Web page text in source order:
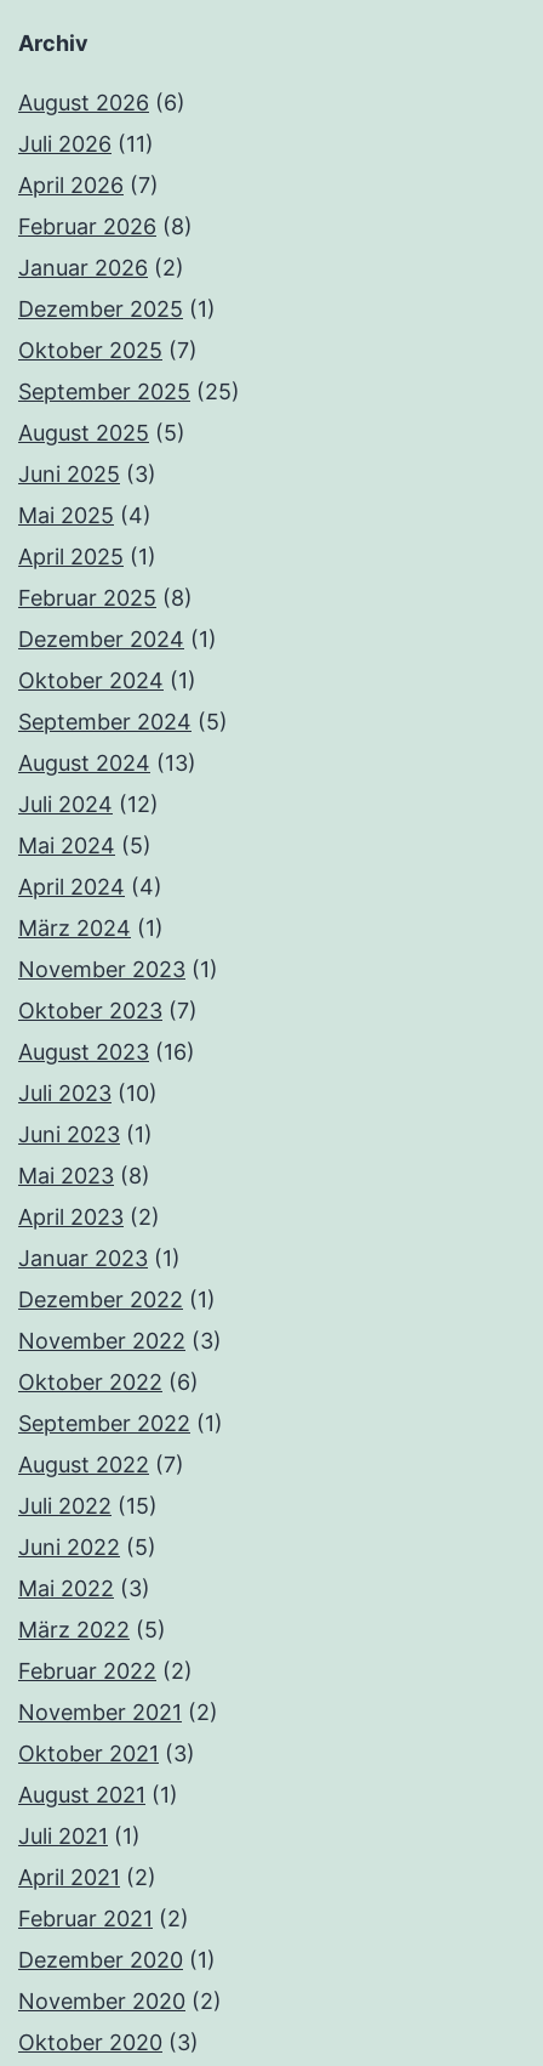
Archiv
August 2026 (6)
Juli 2026 (11)
April 2026 (7)
Februar 2026 (8)
Januar 2026 (2)
Dezember 2025 (1)
Oktober 2025 (7)
September 2025 (25)
August 2025 (5)
Juni 2025 (3)
Mai 2025 (4)
April 2025 (1)
Februar 2025 (8)
Dezember 2024 (1)
Oktober 2024 (1)
September 2024 (5)
August 2024 (13)
Juli 2024 (12)
Mai 2024 (5)
April 2024 (4)
März 2024 (1)
November 2023 (1)
Oktober 2023 (7)
August 2023 (16)
Juli 2023 (10)
Juni 2023 (1)
Mai 2023 (8)
April 2023 (2)
Januar 2023 (1)
Dezember 2022 (1)
November 2022 (3)
Oktober 2022 (6)
September 2022 (1)
August 2022 (7)
Juli 2022 (15)
Juni 2022 (5)
Mai 2022 (3)
März 2022 (5)
Februar 2022 (2)
November 2021 (2)
Oktober 2021 (3)
August 2021 (1)
Juli 2021 (1)
April 2021 (2)
Februar 2021 (2)
Dezember 2020 (1)
November 2020 (2)
Oktober 2020 (3)